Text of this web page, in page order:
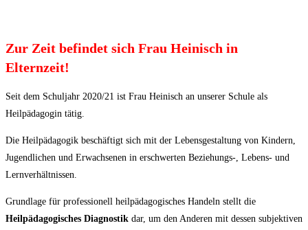
Zur Zeit befindet sich Frau Heinisch in
Elternzeit!
Seit dem Schuljahr 2020/21 ist Frau Heinisch an unserer Schule als
Heilpädagogin tätig.
Die Heilpädagogik beschäftigt sich mit der Lebensgestaltung von Kindern,
Jugendlichen und Erwachsenen in erschwerten Beziehungs-, Lebens- und
Lernverhältnissen.
Grundlage für professionell heilpädagogisches Handeln stellt die
Heilpädagogisches Diagnostik dar, um den Anderen mit dessen subjektiven